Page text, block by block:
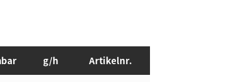
g/h Artikelnr.